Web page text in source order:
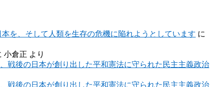
を、そして人類を生存の危機に陥れようとしています に
小倉正 より
戦後の日本が創り出した平和憲法に守られた民主主義政治
戦後の日本が創り出した平和憲法に守られた民主主義政治